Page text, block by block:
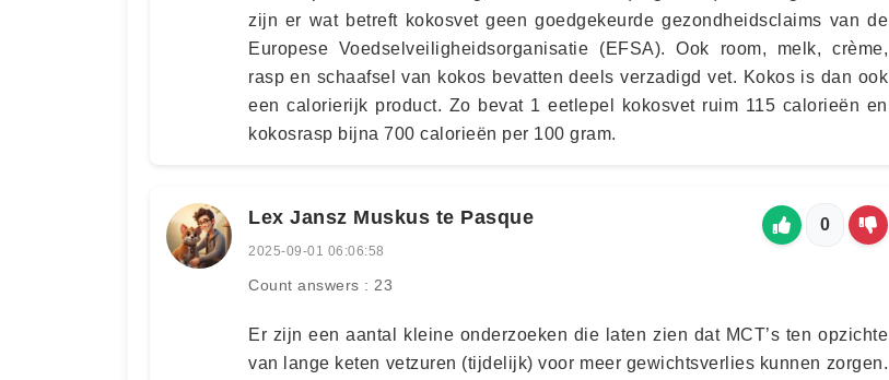
zijn er wat betreft kokosvet geen goedgekeurde gezondheidsclaims van de
Europese Voedselveiligheidsorganisatie (EFSA). Ook room, melk, crème,
rasp en schaafsel van kokos bevatten deels verzadigd vet. Kokos is dan ook
een calorierijk product. Zo bevat 1 eetlepel kokosvet ruim 115 calorieën en
kokosrasp bijna 700 calorieën per 100 gram.
Lex Jansz Muskus te Pasque
2025-09-01 06:06:58
Count answers : 23
0
Er zijn een aantal kleine onderzoeken die laten zien dat MCT’s ten opzichte
van lange keten vetzuren (tijdelijk) voor meer gewichtsverlies kunnen zorgen.